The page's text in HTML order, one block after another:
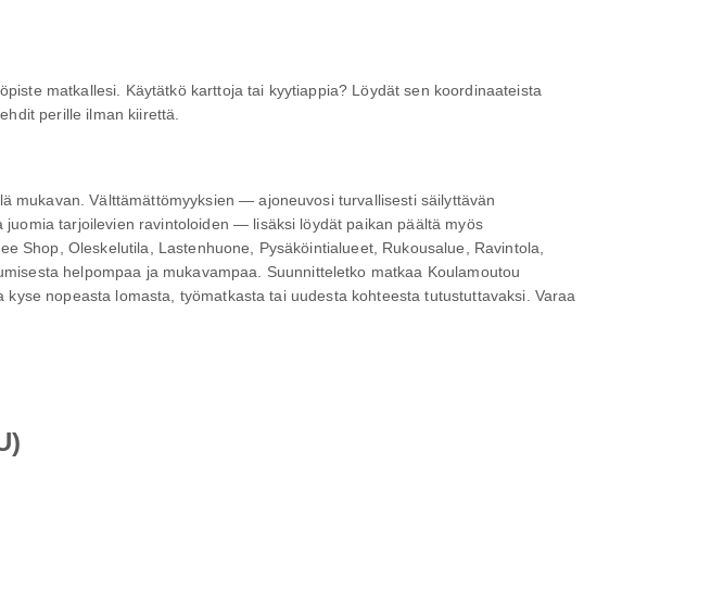
matkallesi. Käytätkö karttoja tai kyytiappia? Löydät sen koordinaateista
perille ilman kiirettä.
mukavan. Välttämättömyyksien — ajoneuvosi turvallisesti säilyttävän
tarjoilevien ravintoloiden — lisäksi löydät paikan päältä myös
Shop, Oleskelutila, Lastenhuone, Pysäköintialueet, Rukousalue, Ravintola,
helpompaa ja mukavampaa. Suunnitteletko matkaa Koulamoutou
nopeasta lomasta, työmatkasta tai uudesta kohteesta tutustuttavaksi. Varaa